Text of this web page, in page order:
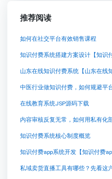
推荐阅读
如何在社交平台有效销售课程
在线教育系统JSP源码下载
内容审核反复无常，如何用私有化
知识付费系统核心制度概览
私域卖货直播工具有哪些？先看这